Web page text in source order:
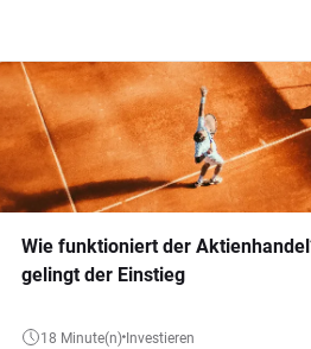
Wie funktioniert der
gelingt der Einstieg
18 Minute(n) Investieren